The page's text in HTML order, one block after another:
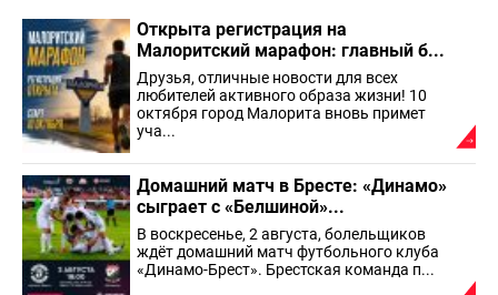
Открыта регистрация на
Малоритский марафон: главный б...
Друзья, отличные новости для всех
любителей активного образа жизни! 10
октября город Малорита вновь примет
уча...
Домашний матч в Бресте: «Динамо»
сыграет с «Белшиной»...
В воскресенье, 2 августа, болельщиков
ждёт домашний матч футбольного клуба
«Динамо-Брест». Брестская команда п...